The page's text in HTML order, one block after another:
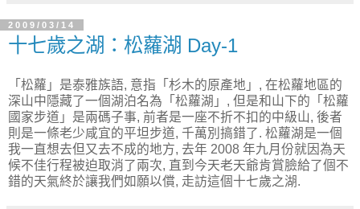
2009/03/14
十七歲之湖：松蘿湖 Day-1
「松蘿」是泰雅族語, 意指「杉木的原產地」, 在松蘿地區的
深山中隱藏了一個湖泊名為「松蘿湖」, 但是和山下的「松蘿
國家步道」是兩碼子事, 前者是一座不折不扣的中級山, 後者
則是一條老少咸宜的平坦步道, 千萬別搞錯了. 松蘿湖是一個
我一直想去但又去不成的地方, 去年 2008 年九月份就因為天
候不佳行程被迫取消了兩次, 直到今天老天爺肯賞臉給了個不
錯的天氣終於讓我們如願以償, 走訪這個十七歲之湖.